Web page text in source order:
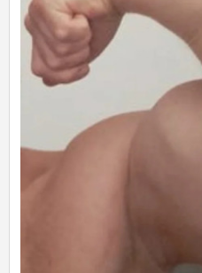
ĽUDIA
MÔJ PROFIL
NASTAVENIA
ROLETA